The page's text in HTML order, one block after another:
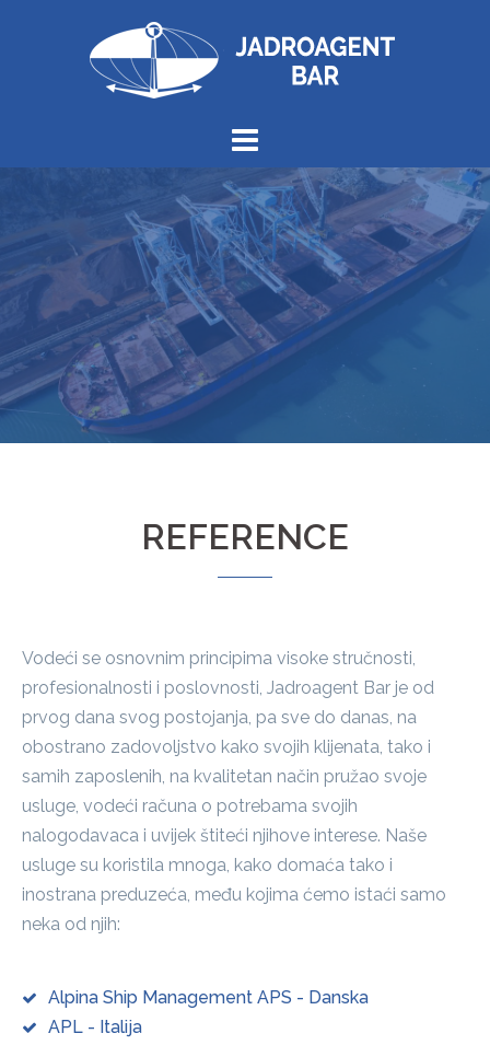
REFERENCE
Vodeći se osnovnim principima visoke stručnosti,
profesionalnosti i poslovnosti, Jadroagent Bar je od
prvog dana svog postojanja, pa sve do danas, na
obostrano zadovoljstvo kako svojih klijenata, tako i
samih zaposlenih, na kvalitetan način pružao svoje
usluge, vodeći računa o potrebama svojih
nalogodavaca i uvijek štiteći njihove interese. Naše
usluge su koristila mnoga, kako domaća tako i
inostrana preduzeća, među kojima ćemo istaći samo
neka od njih:
Alpina Ship Management APS - Danska
APL - Italija